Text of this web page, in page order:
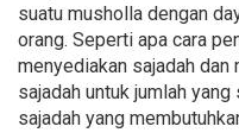
suatu musholla dengan
orang. Seperti apa cara
menyediakan sajadah dan
sajadah untuk jumlah
sajadah yang